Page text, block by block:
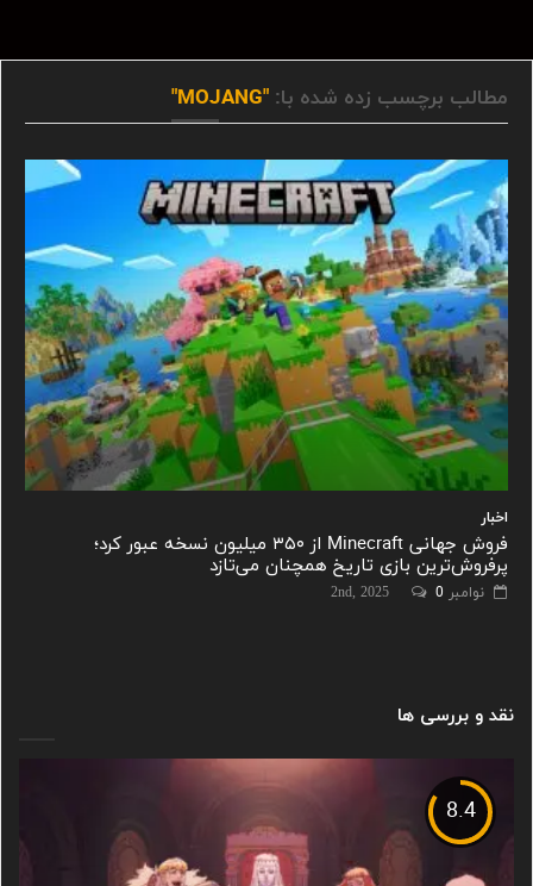
مطالب برچسب زده شده با: "MOJANG"
اخبار
فروش جهانی Minecraft از ۳۵۰ میلیون نسخه عبور کرد؛
پرفروش‌ترین بازی تاریخ همچنان می‌تازد
نوامبر 2nd, 2025 0
نقد و بررسی ها
8.4